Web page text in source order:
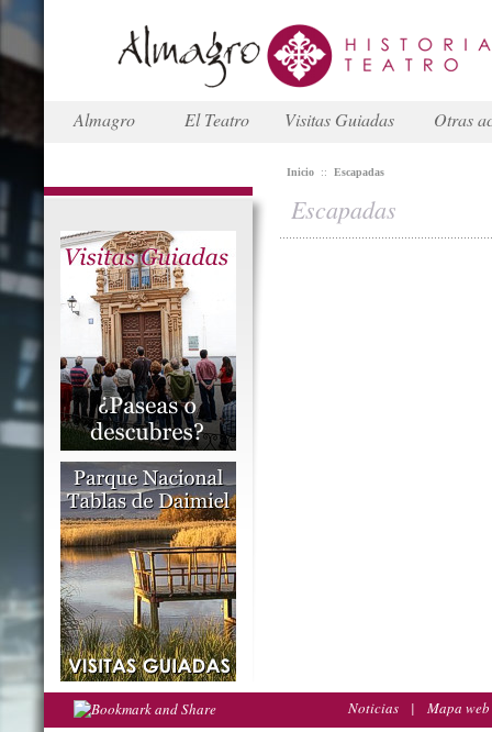
Almagro El Teatro Visitas Guiadas Otras
Inicio :: Escapadas
Escapadas
Noticias | Mapa web